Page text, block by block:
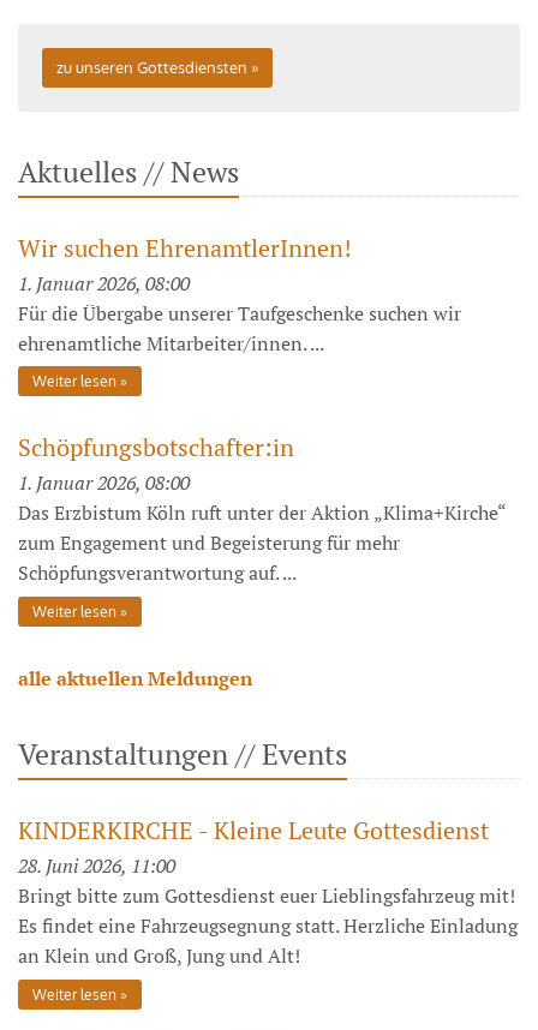
zu unseren Gottesdiensten
Aktuelles // News
Wir suchen EhrenamtlerInnen!
1. Januar 2026, 08:00
Für die Übergabe unserer Taufgeschenke suchen wir
ehrenamtliche Mitarbeiter/innen. ...
Weiter lesen
Schöpfungsbotschafter:in
1. Januar 2026, 08:00
Das Erzbistum Köln ruft unter der Aktion „Klima+Kirche“
zum Engagement und Begeisterung für mehr
Schöpfungsverantwortung auf. ...
Weiter lesen
alle aktuellen Meldungen
Veranstaltungen // Events
KINDERKIRCHE - Kleine Leute Gottesdienst
28. Juni 2026, 11:00
Bringt bitte zum Gottesdienst euer Lieblingsfahrzeug mit!
Es findet eine Fahrzeugsegnung statt. Herzliche Einladung
an Klein und Groß, Jung und Alt!
Weiter lesen